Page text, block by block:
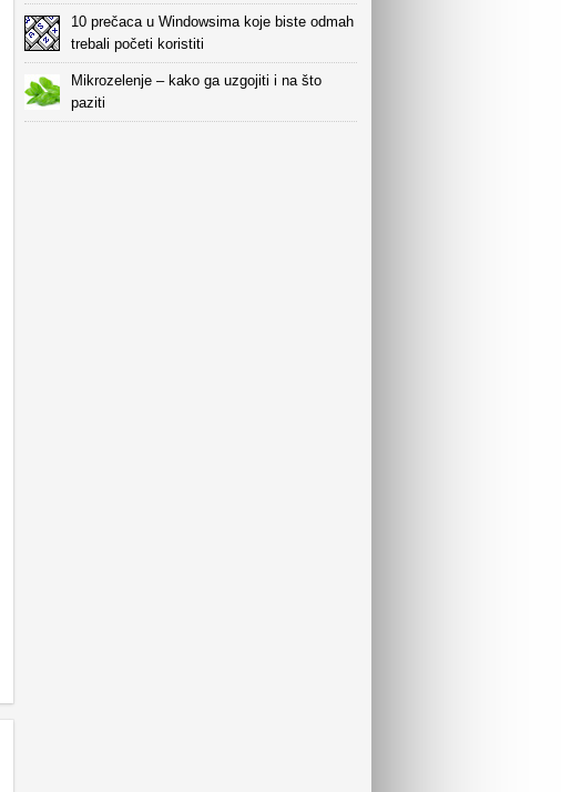
10 prečaca u Windowsima koje biste odmah
trebali početi koristiti
Mikrozelenje – kako ga uzgojiti i na što
paziti